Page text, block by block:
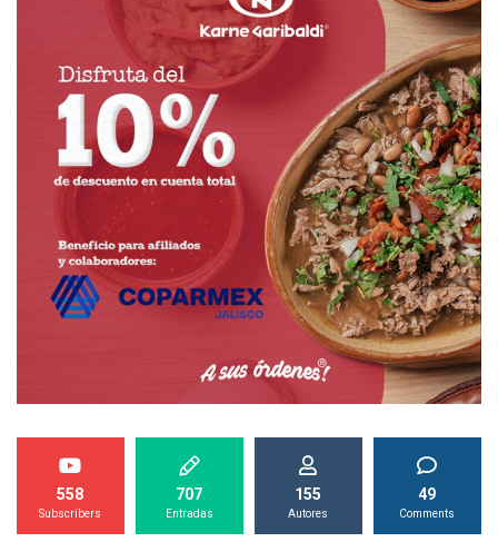
558
Subscribers
707
Entradas
155
Autores
49
Comments